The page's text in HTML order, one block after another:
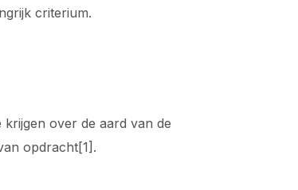
criterium.
over de aard van de
opdracht[1].